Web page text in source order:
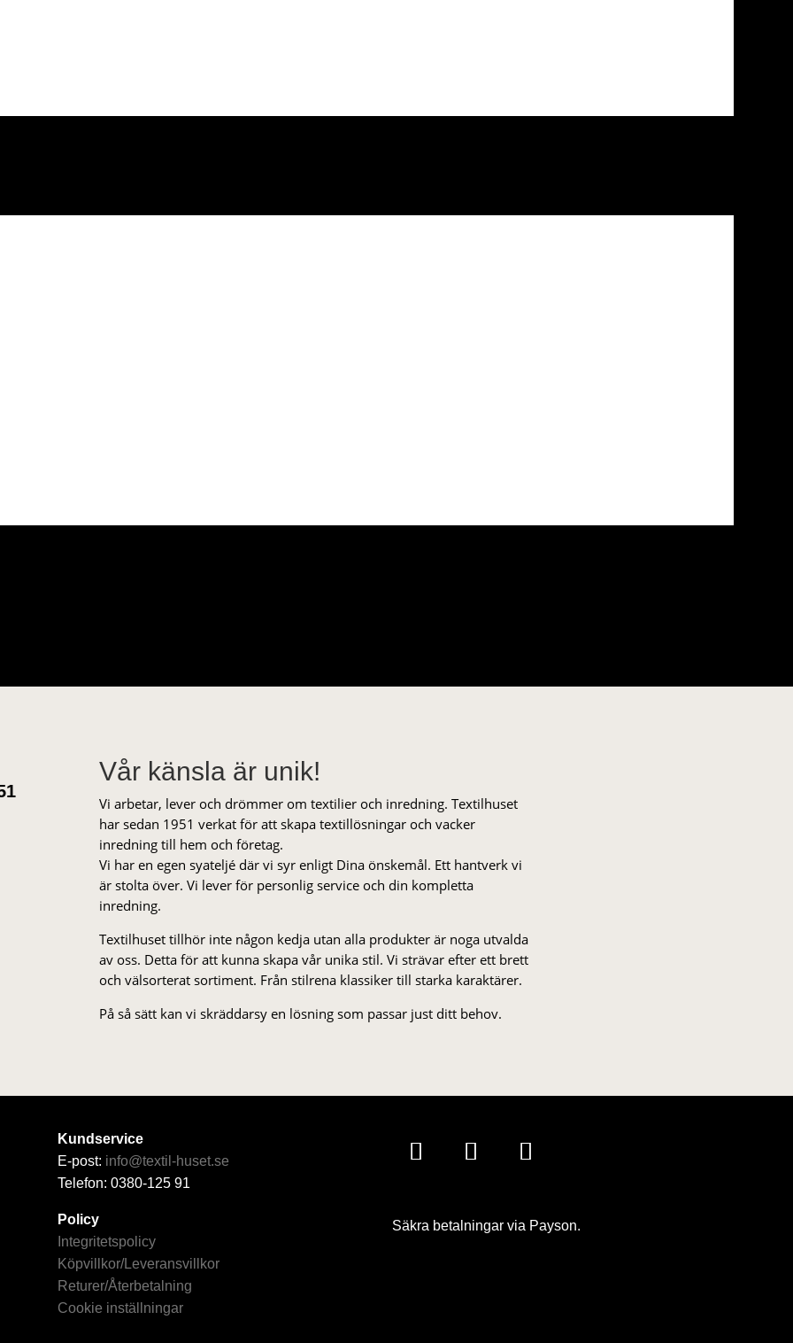
Vår känsla är unik!
Vi arbetar, lever och drömmer om textilier och inredning. Textilhuset
har sedan 1951 verkat för att skapa textillösningar och vacker
inredning till hem och företag.
Vi har en egen syateljé där vi syr enligt Dina önskemål. Ett hantverk vi
är stolta över. Vi lever för personlig service och din kompletta
inredning.
Textilhuset tillhör inte någon kedja utan alla produkter är noga utvalda
av oss. Detta för att kunna skapa vår unika stil. Vi strä­var efter ett brett
och välsorterat sor­ti­ment. Från stil­rena klas­siker till starka karaktärer.
På så sätt kan vi skräddarsy en lösning som passar just ditt behov.
Kundservice
E-post: info@textil-huset.se
Telefon: 0380-125 91
Policy
Integritetspolicy
Köpvillkor/Leveransvillkor
Returer/Återbetalning
Cookie inställningar
Säkra betalningar via Payson.